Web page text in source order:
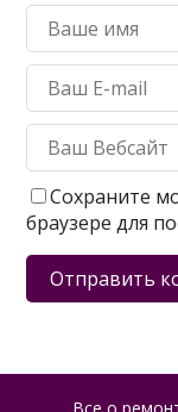
Сохраните
браузере для